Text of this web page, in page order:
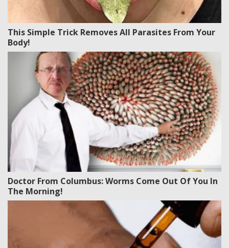
This Simple Trick Removes All Parasites From Your
Body!
Doctor From Columbus: Worms Come Out Of You In
The Morning!